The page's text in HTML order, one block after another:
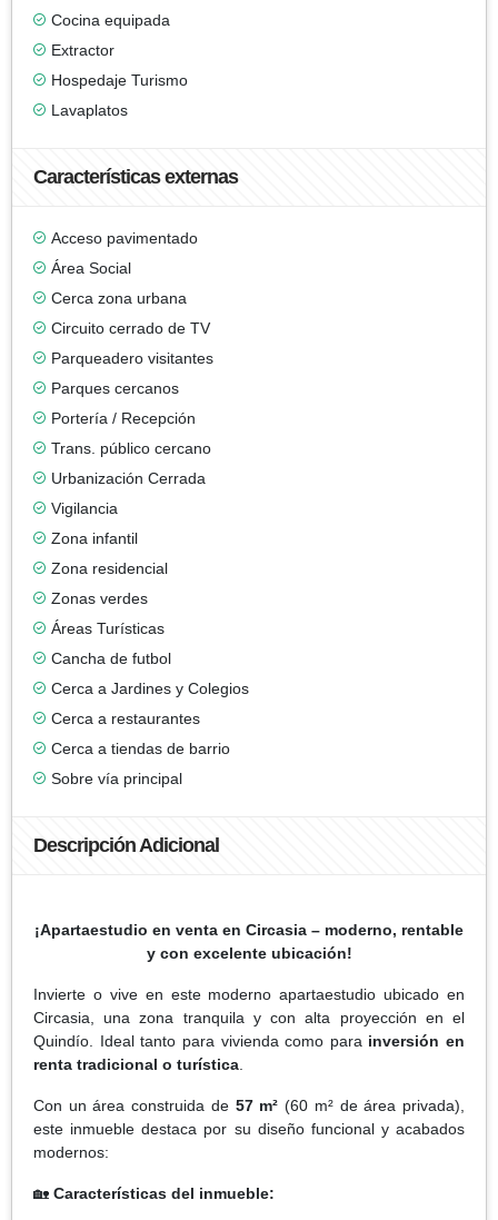
Cocina equipada
Extractor
Hospedaje Turismo
Lavaplatos
Características externas
Acceso pavimentado
Área Social
Cerca zona urbana
Circuito cerrado de TV
Parqueadero visitantes
Parques cercanos
Portería / Recepción
Trans. público cercano
Urbanización Cerrada
Vigilancia
Zona infantil
Zona residencial
Zonas verdes
Áreas Turísticas
Cancha de futbol
Cerca a Jardines y Colegios
Cerca a restaurantes
Cerca a tiendas de barrio
Sobre vía principal
Descripción Adicional
¡Apartaestudio en venta en Circasia – moderno, rentable
y con excelente ubicación!
Invierte o vive en este moderno apartaestudio ubicado en
Circasia, una zona tranquila y con alta proyección en el
Quindío. Ideal tanto para vivienda como para inversión en
renta tradicional o turística
Con un área construida de 57 m² (60 m² de área privada),
este inmueble destaca por su diseño funcional y acabados
modernos:
🏡 Características del inmueble: